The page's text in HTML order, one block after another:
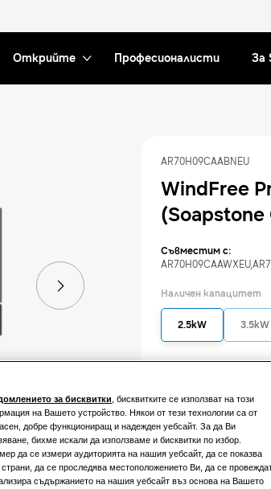
Открийте Професионалисти За
WindFree
(Soapstone
AR70H09CAABNEU
Съвместим с:
AR70H09CAAWXEU,
Наличен капацитет
2.5kW 3.5kW
Монофазен
за бисквитки , бисквитките се използват на този
на Вашето устройство. Някои от тези технологии са от
добре функциониращ и надежден уебсайт. За да Ви
бихме искали да използваме и бисквитки по избор.
да се измери аудиторията на нашия уебсайт, да се показва
да се проследява местоположението Ви, да се
съдържанието на нашия уебсайт въз основа на Вашето